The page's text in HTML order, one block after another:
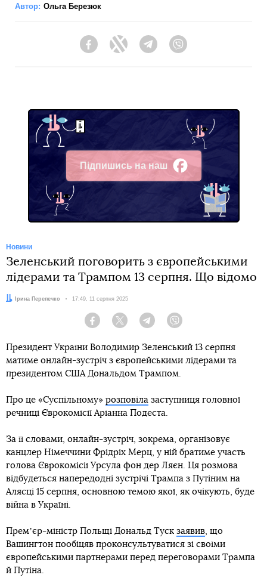
Автор: Ольга Березюк
FacebookTwitter Telegram
Підпишись на наш
Facebook
Новини
Зеленський поговорить з європейськими
лідерами та Трампом 13 серпня. Що відомо
Автор:Ірина Перепечко Дата:
17:49, 11 серпня 2025
Facebook Twitter Telegram
Президент України Володимир Зеленський 13 серпня
матиме онлайн-зустріч з європейськими лідерами та
президентом США Дональдом Трампом.
Про це «Суспільному» розповіла заступниця головної
речниці Єврокомісії Аріанна Подеста.
За її словами, онлайн-зустріч, зокрема, організовує
канцлер Німеччини Фрідріх Мерц, у ній братиме участь
голова Єврокомісії Урсула фон дер Ляєн. Ця розмова
відбудеться напередодні зустрічі Трампа з Путіним на
Алясці 15 серпня, основною темою якої, як очікують, буде
війна в Україні.
Премʼєр-міністр Польщі Дональд Туск заявив, що
Вашингтон пообіцяв проконсультуватися зі своїми
європейськими партнерами перед переговорами Трампа
й Путіна.